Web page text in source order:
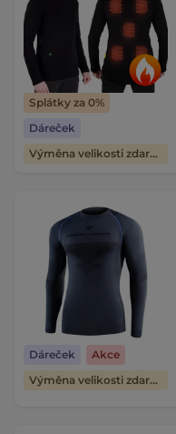
Splátky za 0%
Dáreček
Výměna velikosti zdarma
Dáreček
Akce
Výměna velikosti zdarma